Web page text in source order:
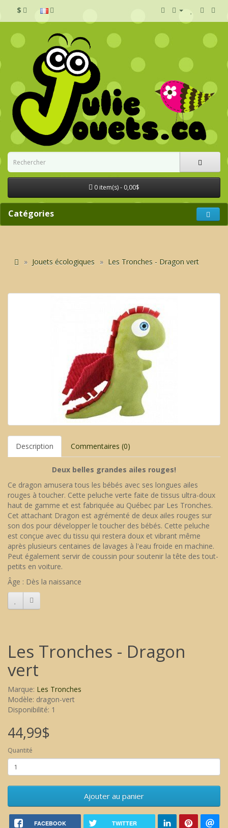
$
0 item(s) - 0,00$
Catégories
Jouets écologiques Les Tronches - Dragon vert
Description Commentaires (0)
Deux belles grandes ailes rouges!
Ce dragon amusera tous les bébés avec ses longues ailes
rouges à toucher. Cette peluche verte faite de tissus ultra-doux
haut de gamme et est fabriquée au Québec par Les Tronches.
Cet attachant Dragon est agrémenté de deux ailes rouges sur
son dos pour développer le toucher des bébés. Cette peluche
est conçue avec du tissu qui restera doux et vibrant même
après plusieurs centaines de lavages à l'eau froide en machine.
Peut également servir de coussin pour soutenir la tête des tout-
petits en voiture.
Âge : Dès la naissance
Les Tronches - Dragon
vert
Marque: Les Tronches
Modèle: dragon-vert
Disponibilité: 1
44,99$
Quantité
Ajouter au panier
FACEBOOK TWITTER